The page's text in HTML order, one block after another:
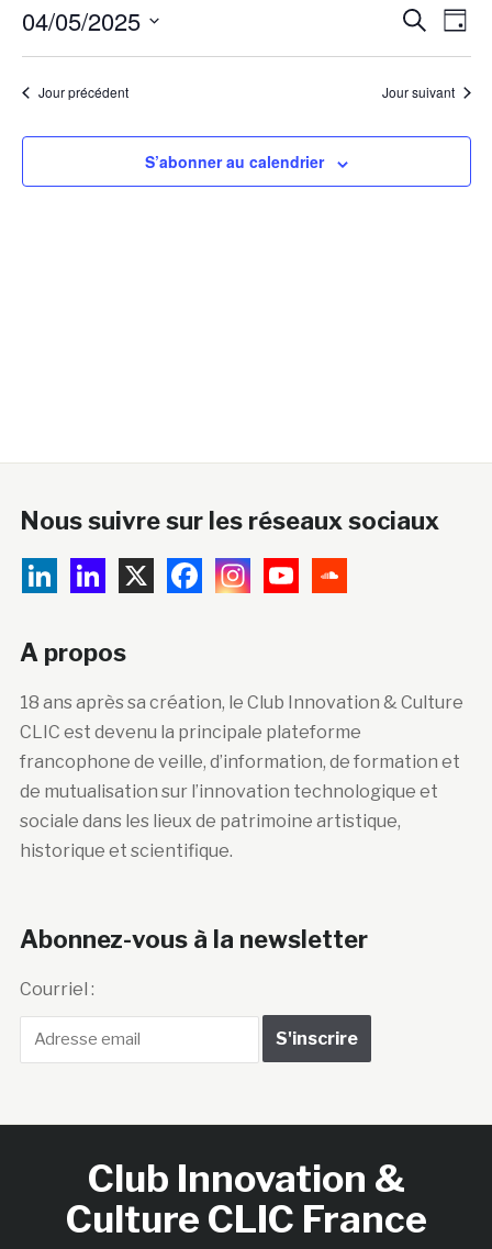
et
de
Jour
04/05/2025
Sélectionnez
uneJour précédent Jour suivant
S’abonner au calendrier
Nous suivre sur les réseaux sociaux
A propos
18 ans après sa création, le Club Innovation & Culture
CLIC est devenu la principale plateforme
francophone de veille, d’information, de formation et
de mutualisation sur l’innovation technologique et
sociale dans les lieux de patrimoine artistique,
historique et scientifique.
Abonnez-vous à la newsletter
Courriel :
Club Innovation &
Culture CLIC France